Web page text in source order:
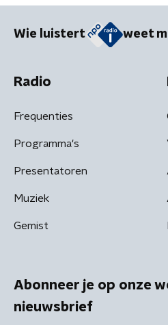
Wie luistert weet
Radio
Frequenties
Programma's
Presentatoren
Muziek
Gemist
Abonneer je op onze
nieuwsbrief